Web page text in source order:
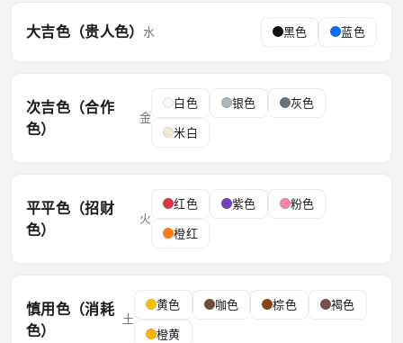
大吉色（贵人色） 水 黑色 蓝色
次吉色（合作
色）
金
白色 银色
灰色
米白
平平色（招财
色）
火
红色 紫色
粉色
橙红
慎用色（消耗
色）
土
黄色 咖色 棕色
褐色
橙黄